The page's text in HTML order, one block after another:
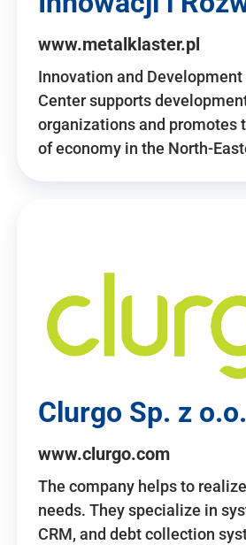
www.metalklaster.pl
Innovation and
Center supports
organizations and promotes
of economy in the North-
Clurgo Sp. z o.o.
www.clurgo.com
The company helps to
needs. They specialize in
CRM, and debt collection